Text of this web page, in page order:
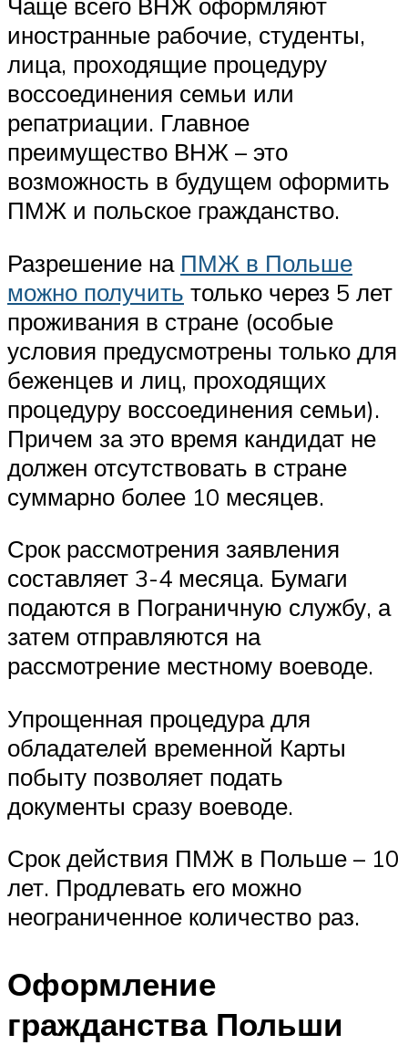
иностранные рабочие, студенты,
лица, проходящие процедуру
воссоединения семьи или
репатриации. Главное
преимущество ВНЖ – это
возможность в будущем оформить
ПМЖ и польское гражданство.
Разрешение на ПМЖ в Польше
можно получить только через 5 лет
проживания в стране (особые
условия предусмотрены только для
беженцев и лиц, проходящих
процедуру воссоединения семьи).
Причем за это время кандидат не
должен отсутствовать в стране
суммарно более 10 месяцев.
Срок рассмотрения заявления
составляет 3-4 месяца. Бумаги
подаются в Пограничную службу, а
затем отправляются на
рассмотрение местному воеводе.
Упрощенная процедура для
обладателей временной Карты
побыту позволяет подать
документы сразу воеводе.
Срок действия ПМЖ в Польше – 10
лет. Продлевать его можно
неограниченное количество раз.
Оформление
гражданства Польши